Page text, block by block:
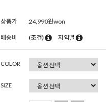
상품가 24,990원won
배송비 (조건) 지역별
COLOR
SIZE